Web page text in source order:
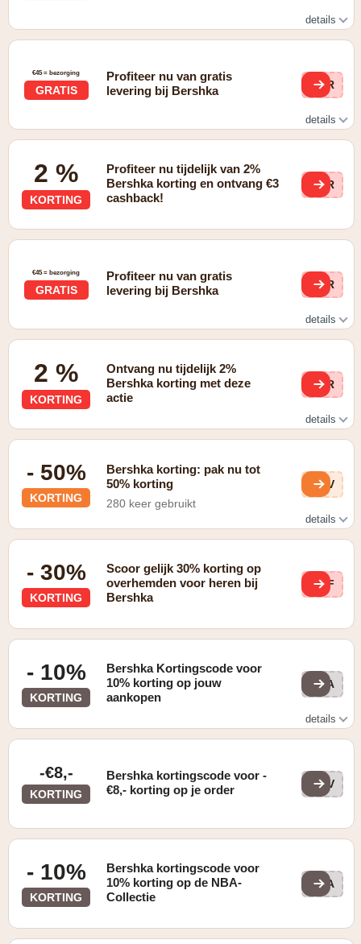
details
€45 = bezorging
GRATIS
Profiteer nu van gratis
levering bij Bershka
QR
details
2 %
KORTING
Profiteer nu tijdelijk van 2%
Bershka korting en ontvang €3
cashback!
QR
€45 = bezorging
GRATIS
Profiteer nu van gratis
levering bij Bershka
QR
details
2 %
KORTING
Ontvang nu tijdelijk 2%
Bershka korting met deze
actie
QR
details
- 50%
KORTING
Bershka korting: pak nu tot
50% korting
280 keer gebruikt
5QV
details
- 30%
KORTING
Scoor gelijk 30% korting op
overhemden voor heren bij
Bershka
eJF
- 10%
KORTING
Bershka Kortingscode voor
10% korting op jouw
aankopen
VIA
details
-€8,-
KORTING
Bershka kortingscode voor -
€8,- korting op je order
8EV
- 10%
KORTING
Bershka kortingscode voor
10% korting op de NBA-
Collectie
NBA